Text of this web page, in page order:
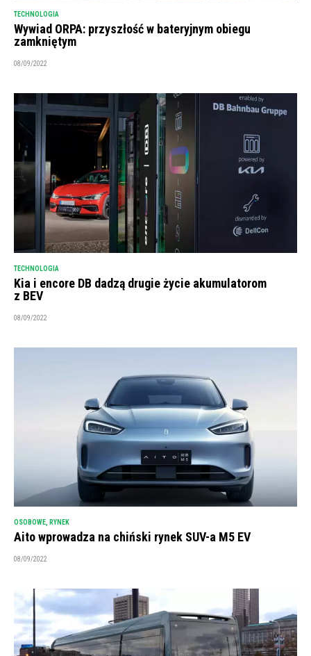
TECHNOLOGIA
Wywiad ORPA: przyszłość w bateryjnym obiegu
zamkniętym
08/09/2022
TECHNOLOGIA
Kia i encore DB dadzą drugie życie akumulatorom
z BEV
08/09/2022
OSOBOWE RYNEK
Aito wprowadza na chiński rynek SUV-a M5 EV
08/09/2022